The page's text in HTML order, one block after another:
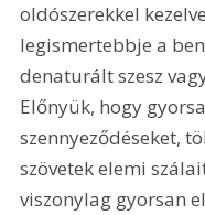
oldószerekkel
legismertebbje a
denaturált szesz
Előnyük, hogy
szennyeződéseket,
szövetek elemi
viszonylag gyorsan